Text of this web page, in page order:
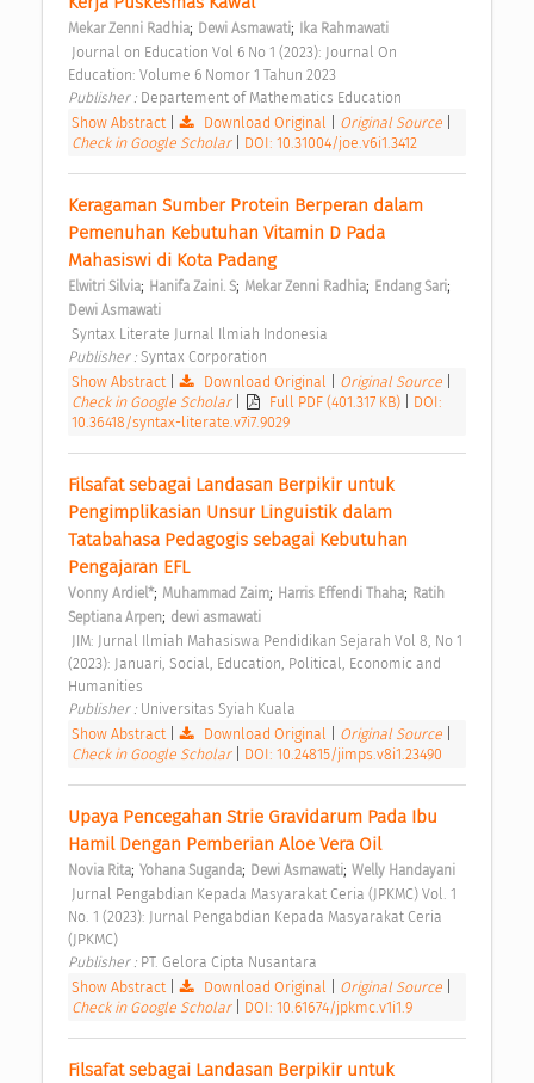
Mekar Zenni Radhia; Dewi Asmawati; Ika Rahmawati
Education: Volume 6 Nomor 1 Tahun 2023
Publisher : Departement of Mathematics Education
Show Abstract| Download Original Original Source
Check in Google Scholar
DOI: 10.31004/joe.v6i1.3412
Keragaman Sumber Protein Berperan dalam
Pemenuhan Kebutuhan Vitamin D Pada
Mahasiswi di Kota Padang
Elwitri Silvia; Hanifa Zaini. S; Mekar Zenni Radhia; Endang Sari;
Dewi Asmawati
Syntax Literate Jurnal Ilmiah Indonesia
Publisher : Syntax Corporation
Show Abstract| Download Original Original Source
Check in Google Scholar
Full PDF (401.317 KB)
DOI:
10.36418/syntax-literate.v7i7.9029
Filsafat sebagai Landasan Berpikir untuk
Pengimplikasian Unsur Linguistik dalam
Tatabahasa Pedagogis sebagai Kebutuhan
Pengajaran EFL
Vonny Ardiel*; Muhammad Zaim; Harris Effendi Thaha; Ratih
Septiana Arpen; dewi asmawati
(2023): Januari, Social, Education, Political, Economic and
Humanities
Publisher : Universitas Syiah Kuala
Show Abstract| Download Original Original Source
Check in Google Scholar
DOI: 10.24815/jimps.v8i1.23490
Upaya Pencegahan Strie Gravidarum Pada Ibu
Hamil Dengan Pemberian Aloe Vera Oil
Novia Rita; Yohana Suganda; Dewi Asmawati; Welly Handayani
No. 1 (2023): Jurnal Pengabdian Kepada Masyarakat Ceria
(JPKMC)
Publisher : PT. Gelora Cipta Nusantara
Show Abstract| Download Original Original Source
Check in Google Scholar
DOI: 10.61674/jpkmc.v1i1.9
Filsafat sebagai Landasan Berpikir untuk